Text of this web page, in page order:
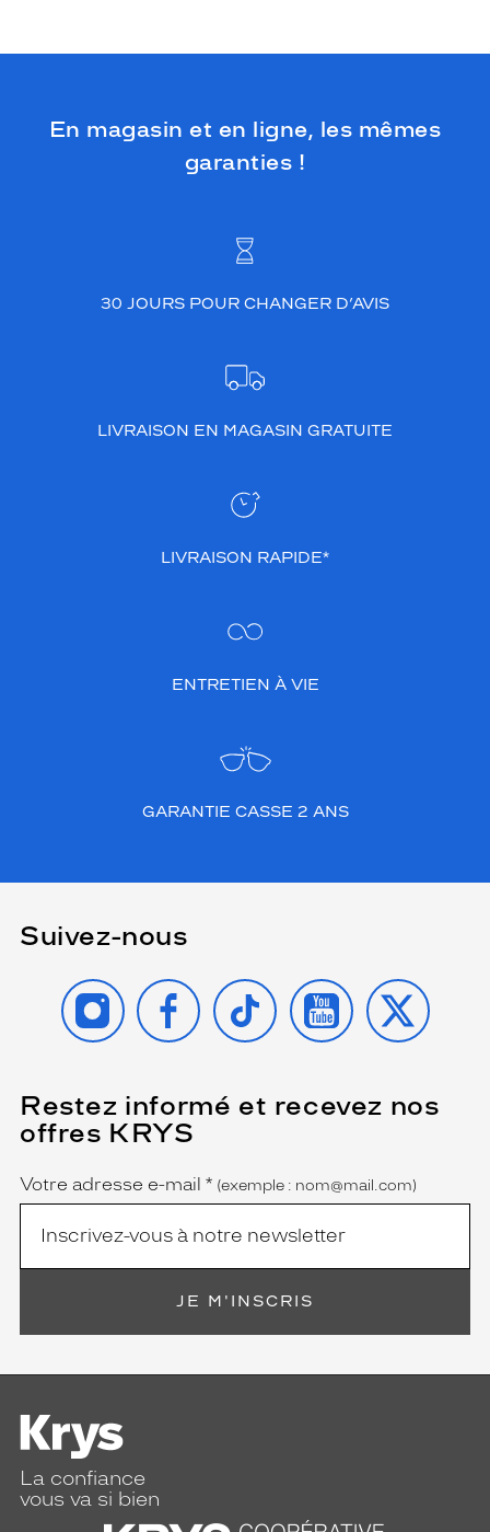
En magasin et en ligne, les mêmes
garanties !
30 JOURS POUR CHANGER D’AVIS
LIVRAISON EN MAGASIN GRATUITE
LIVRAISON RAPIDE*
ENTRETIEN À VIE
GARANTIE CASSE 2 ANS
Suivez-nous
INSTAGRAMFACEBOOK
TIKTOK YOUTUBE
X
Restez informé et recevez nos
offres KRYS
Name
Votre adresse e-mail *
(Ce
champ
est
obligatoire)
(exemple : nom@mail.com)
JE M'INSCRIS
La confiance
vous va si bien